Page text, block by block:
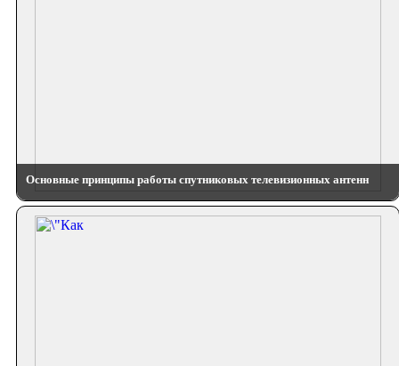
Основные принципы работы спутниковых телевизионных антенн